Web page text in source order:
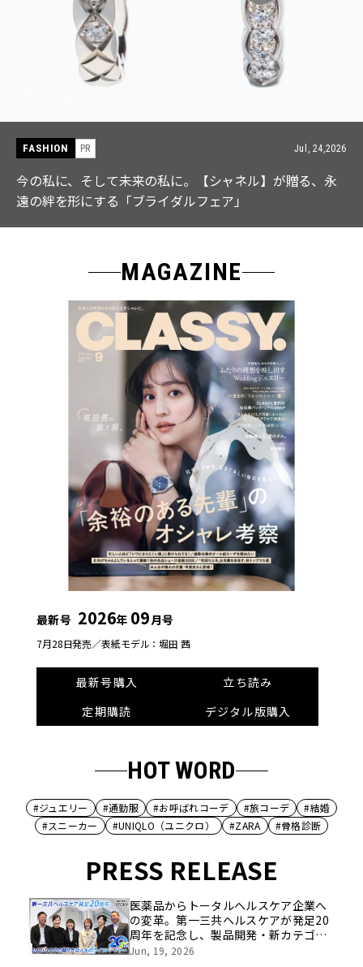
FASHION Jul,
【ICB】人気インフルエンサーと共同制作! 週5で着たく
なる「名品ブラウス」２選
MAGAZINE
最新号 2026年 09月号
7月28日発売／表紙モデル：堀田 茜
最新号購入
立ち読み
定期購読
デジタル版購入
HOT WORD
#ジュエリー #通勤服 #お呼ばれコーデ #旅コーデ
#結婚
#スニーカー
#UNIQLO（ユニクロ） #ZARA #骨格診断
PRESS RELEASE
医薬品からトータルヘルスケア企業へ
の変革。第一三共ヘルスケアが発足20
周年を記念し、製品開発・新カテゴリ
挑戦の舞台や旧社統合時のエピソード
Jun, 19, 2026